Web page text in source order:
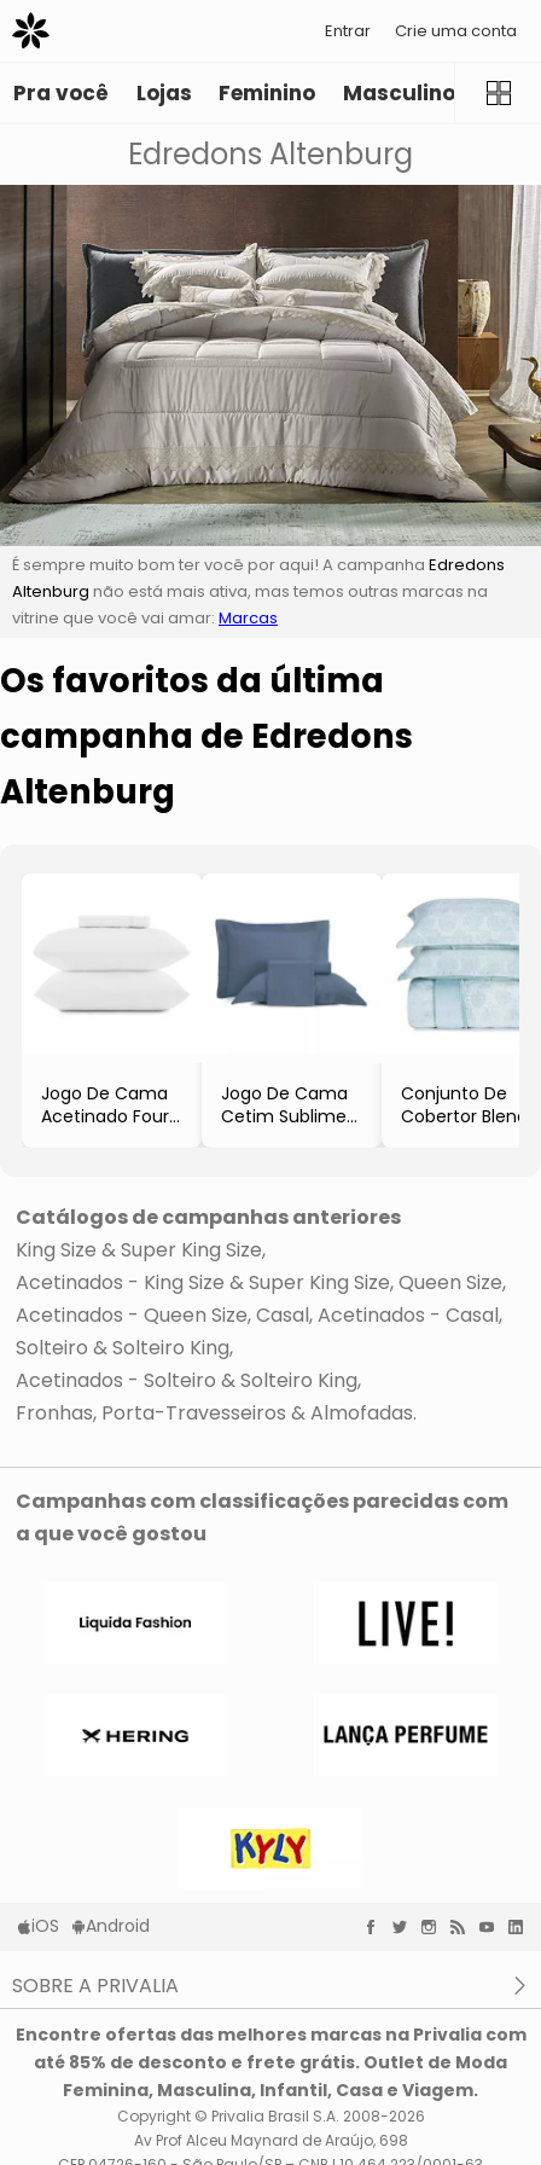
Entrar Crie uma conta
Pra você Lojas Feminino Masculino
Edredons Altenburg
É sempre muito bom ter você por aqui! A campanha Edredons
Altenburg não está mais ativa, mas temos outras marcas na
vitrine que você vai amar: Marcas
Os favoritos da última
campanha de Edredons
Altenburg
Jogo De Cama
Acetinado Four
Jogo De Cama
Cetim Sublime
- 300 Fios
Conjunto De
Cobertor Blend
Catálogos de campanhas anteriores
King Size & Super King Size
Acetinados - King Size & Super King Size Queen Size
Acetinados - Queen Size Casal Acetinados - Casal
Solteiro & Solteiro King
Acetinados - Solteiro & Solteiro King
Fronhas, Porta-Travesseiros & Almofadas
Campanhas com classificações parecidas com
a que você gostou
iOS Android
SOBRE A PRIVALIA
Privacidade e Cookies
Condições de uso
Encontre ofertas das melhores marcas na Privalia com
até 85% de desconto e frete grátis. Outlet de Moda
Feminina, Masculina, Infantil, Casa e Viagem.
Copyright © Privalia Brasil S.A. 2008-2026
Av Prof Alceu Maynard de Araújo, 698